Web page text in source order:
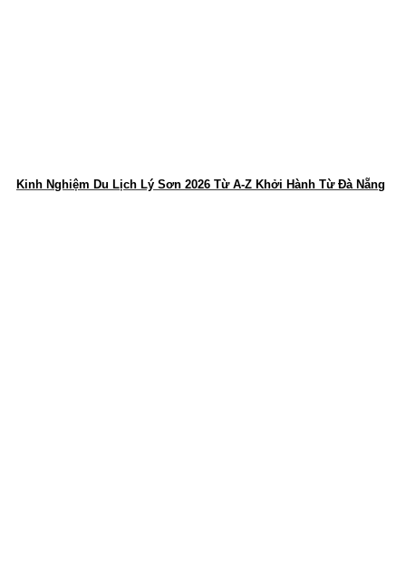
Kinh Nghiệm Du Lịch Lý Sơn 2026 Từ A-Z Khởi Hành Từ Đà Nẵng